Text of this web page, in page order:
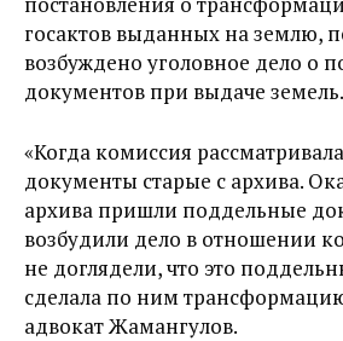
госактов выданных на землю,
возбуждено уголовное дело о
документов при выдаче земель.
«Когда комиссия
документы старые с архива.
архива пришли поддельные
возбудили дело в отношении
не доглядели, что это
сделала по ним
адвокат Жамангулов.